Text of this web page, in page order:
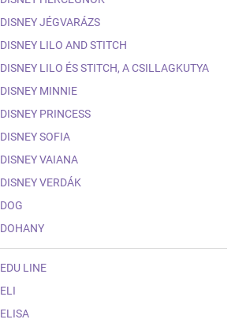
DISNEY JÉGVARÁZS
DISNEY LILO AND STITCH
DISNEY LILO ÉS STITCH, A CSILLAGKUTYA
DISNEY MINNIE
DISNEY PRINCESS
DISNEY SOFIA
DISNEY VAIANA
DISNEY VERDÁK
DOG
DOHANY
EDU LINE
ELI
ELISA